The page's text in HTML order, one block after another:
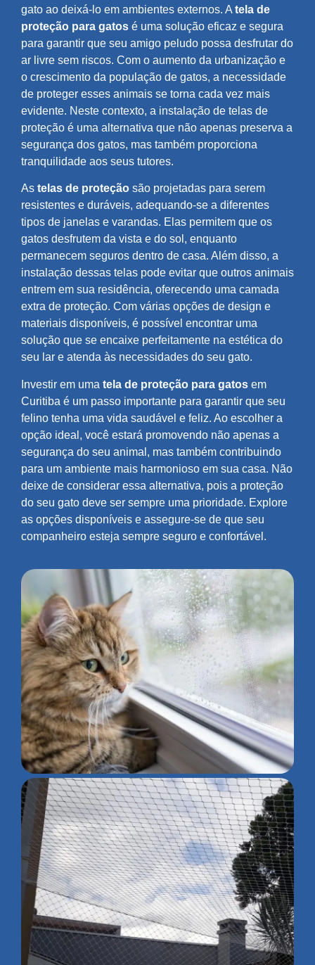
gato ao deixá-lo em ambientes externos. A tela de
proteção para gatos é uma solução eficaz e segura
para garantir que seu amigo peludo possa desfrutar do
ar livre sem riscos. Com o aumento da urbanização e
o crescimento da população de gatos, a necessidade
de proteger esses animais se torna cada vez mais
evidente. Neste contexto, a instalação de telas de
proteção é uma alternativa que não apenas preserva a
segurança dos gatos, mas também proporciona
tranquilidade aos seus tutores.
As telas de proteção são projetadas para serem
resistentes e duráveis, adequando-se a diferentes
tipos de janelas e varandas. Elas permitem que os
gatos desfrutem da vista e do sol, enquanto
permanecem seguros dentro de casa. Além disso, a
instalação dessas telas pode evitar que outros animais
entrem em sua residência, oferecendo uma camada
extra de proteção. Com várias opções de design e
materiais disponíveis, é possível encontrar uma
solução que se encaixe perfeitamente na estética do
seu lar e atenda às necessidades do seu gato.
Investir em uma tela de proteção para gatos em
Curitiba é um passo importante para garantir que seu
felino tenha uma vida saudável e feliz. Ao escolher a
opção ideal, você estará promovendo não apenas a
segurança do seu animal, mas também contribuindo
para um ambiente mais harmonioso em sua casa. Não
deixe de considerar essa alternativa, pois a proteção
do seu gato deve ser sempre uma prioridade. Explore
as opções disponíveis e assegure-se de que seu
companheiro esteja sempre seguro e confortável.